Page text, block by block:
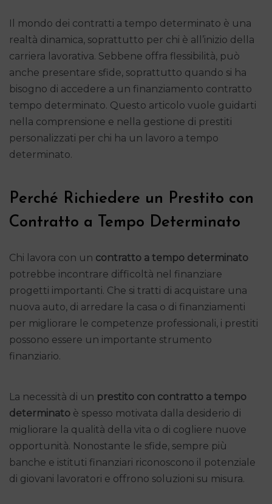
Il mondo dei contratti a tempo determinato è una
realtà dinamica, soprattutto per chi è all’inizio della
carriera lavorativa. Sebbene offra flessibilità, può
anche presentare sfide, soprattutto quando si ha
bisogno di accedere a un finanziamento contratto
tempo determinato. Questo articolo vuole guidarti
nella comprensione e nella gestione di prestiti
personalizzati per chi ha un lavoro a tempo
determinato.
Perché Richiedere un Prestito con
Contratto a Tempo Determinato
Chi lavora con un contratto a tempo determinato
potrebbe incontrare difficoltà nel finanziare
progetti importanti. Che si tratti di acquistare una
nuova auto, di arredare la casa o di finanziamenti
per migliorare le competenze professionali, i prestiti
possono essere un importante strumento
finanziario.
La necessità di un prestito con contratto a tempo
determinato è spesso motivata dalla desiderio di
migliorare la qualità della vita o di cogliere nuove
opportunità. Nonostante le sfide, sempre più
banche e istituti finanziari riconoscono il potenziale
di giovani lavoratori e offrono soluzioni su misura.